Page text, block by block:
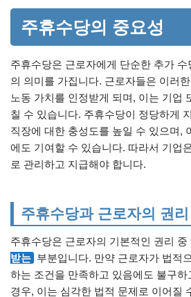
주휴수당의 중요성
주휴수당은 근로자에게 단순한 추가 수
의 의미를 가집니다. 근로자들은 이러
노동 가치를 인정받게 되며, 이는 기업
칠 수 있습니다. 주휴수당이 정당하게
직장에 대한 충성도를 높일 수 있으며,
에도 기여할 수 있습니다. 따라서 기업
로 관리하고 지급해야 합니다.
주휴수당과 근로자의 권리
주휴수당은 근로자의 기본적인 권리 중
받는 부분입니다. 만약 근로자가 법적
하는 조건을 만족하고 있음에도 불구
경우, 이는 심각한 법적 문제로 이어질